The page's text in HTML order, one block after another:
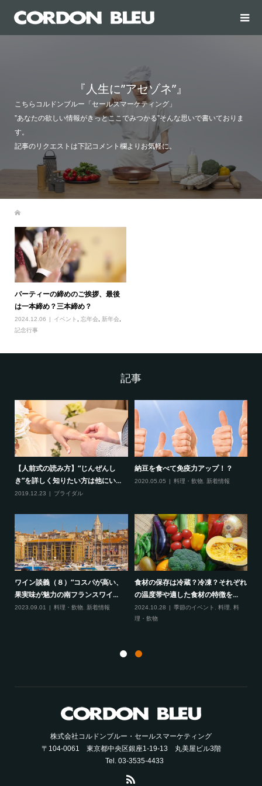
『人生に”アセゾネ”』
こちらコルドンブルー「セールスマーケティング」
”あなたの欲しい情報がきっとここでみつかる”そんな思いで書いておりま
す。
記事のリクエストは下記コメント欄よりお気軽に。
パーティーの締めのご挨拶、最後
は一本締め？三本締め？
2024.12.06 イベント , 忘年会, 新年会,
記念行事
記事
【人前式の読み方】“じんぜんし
き”を詳しく知りたい方は他にい...
2019.12.23 ブライダル
納豆を食べて免疫力アップ！？
2020.05.05 料理・飲物, 新着情報
ワイン談義（８）“コスパが高い、
果実味が魅力の南フランスワイ...
2023.09.01 料理・飲物, 新着情報
食材の保存は冷蔵？冷凍？それぞれ
の温度帯や適した食材の特徴を...
2024.10.28 季節のイベント 料理
料
理・飲物
株式会社コルドンブルー・セールスマーケティング
〒104-0061 東京都中央区銀座1-19-13 丸美屋ビル3階
Tel. 03-3535-4433